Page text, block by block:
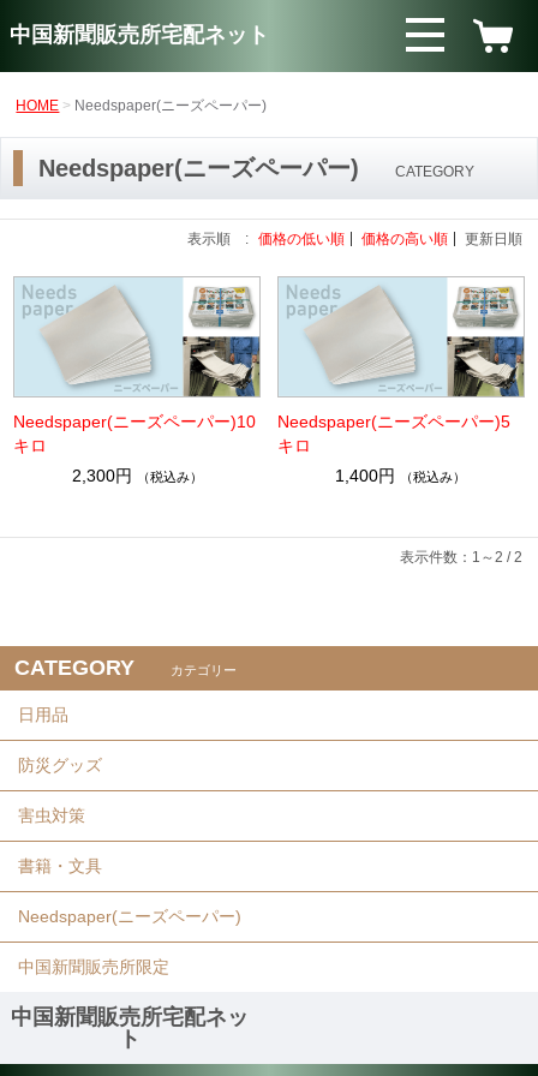
中国新聞販売所宅配ネット
HOME Needspaper(ニーズペーパー)
Needspaper(ニーズペーパー) CATEGORY
表示順 : 価格の低い順 価格の高い順 更新日順
Needspaper(ニーズペーパー)10
キロ
2,300円
（税込み）
Needspaper(ニーズペーパー)5
キロ
1,400円
（税込み）
表示件数：1～2 / 2
CATEGORY カテゴリー
日用品
防災グッズ
害虫対策
書籍・文具
Needspaper(ニーズペーパー)
中国新聞販売所限定
中国新聞販売所宅配ネッ
ト